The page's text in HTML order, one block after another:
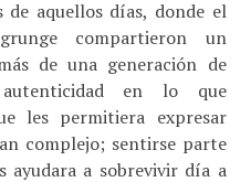
de aquellos días, donde el
compartieron un
de una generación de
en lo que
les permitiera expresar
complejo; sentirse parte
ayudara a sobrevivir día a